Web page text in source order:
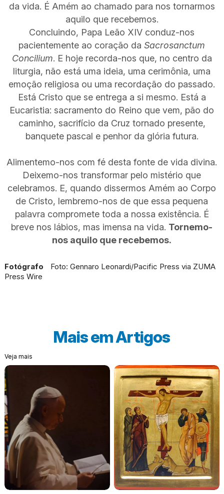
da vida. É Amém ao chamado para nos tornarmos
aquilo que recebemos.
Concluindo, Papa Leão XIV conduz-nos
pacientemente ao coração daSacrosanctum
Concilium. E hoje recorda-nos que, no centro da
liturgia, não está uma ideia, uma cerimônia, uma
emoção religiosa ou uma recordação do passado.
Está Cristo que se entrega a si mesmo. Está a
Eucaristia: sacramento do Reino que vem, pão do
caminho, sacrifício da Cruz tornado presente,
banquete pascal e penhor da glória futura.
Alimentemo-nos com fé desta fonte de vida divina.
Deixemo-nos transformar pelo mistério que
celebramos. E, quando dissermos Amém ao Corpo
de Cristo, lembremo-nos de que essa pequena
palavra compromete toda a nossa existência. É
breve nos lábios, mas imensa na vida. Tornemo-
nos aquilo que recebemos.
Fotógrafo
Foto: Gennaro Leonardi/Pacific Press via ZUMA
Press Wire
Mais emArtigos
Veja mais